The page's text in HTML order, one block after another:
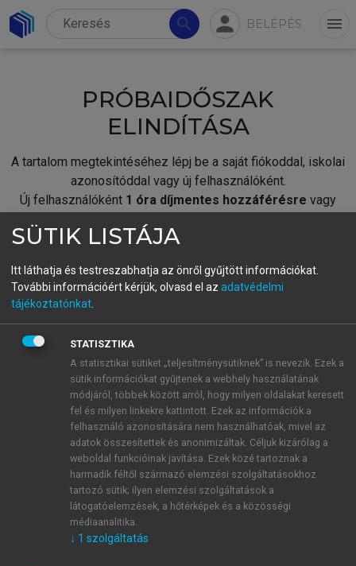
search person BELÉPÉS menu
PRÓBAIDŐSZAK
ELINDÍTÁSA
A tartalom megtekintéséhez lépj be a saját fiókoddal, iskolai
azonosítóddal vagy új felhasználóként.
Új felhasználóként 1 óra díjmentes hozzáférésre vagy
fiókoddal,vagy hozz létre új fiókot.
A regisztráció után apróbaidőszakautomatikusan
BELÉPÉS SAJÁT FIÓKKAL
ÚJ FIÓK LÉTREHOZÁSA
1 óra díjmentes hozzáférés
E-MAIL-CÍM
SÜTIK LISTÁJA
Itt láthatja és testreszabhatja az önről gyűjtött információkat.
További információért kérjük, olvasd el az adatvédelmi
tájékoztatónkat
STATISZTIKA
A statisztikai sütiket „teljesítménysütiknek” is nevezik. Ezek a
sütik információkat gyűjtenek a webhely használatának
módjáról, többek között arról, hogy milyen oldalakat keresett
fel és milyen linkekre kattintott. Ezek az információk a
felhasználó azonosítására nem használhatóak, mivel az
adatok összesítettek és anonimizáltak. Céljuk kizárólag a
weboldal funkcióinak javítása. Ezek közé tartoznak a
harmadik féltől származó elemzési szolgáltatásokhoz
tartozó sütik; ilyen elemzési szolgáltatások a
látogatóelemzések, a hőtérképek és a közösségi
médiaanalitika.
↓ 1 szolgáltatás